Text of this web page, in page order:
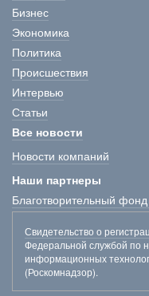
Бизнес
Экономика
Политика
Происшествия
Интервью
Статьи
Все новости
Новости компаний
Наши партнеры
Благотворительный
Свидетельство о
Федеральной службой по
информационных
(Роскомнадзор).